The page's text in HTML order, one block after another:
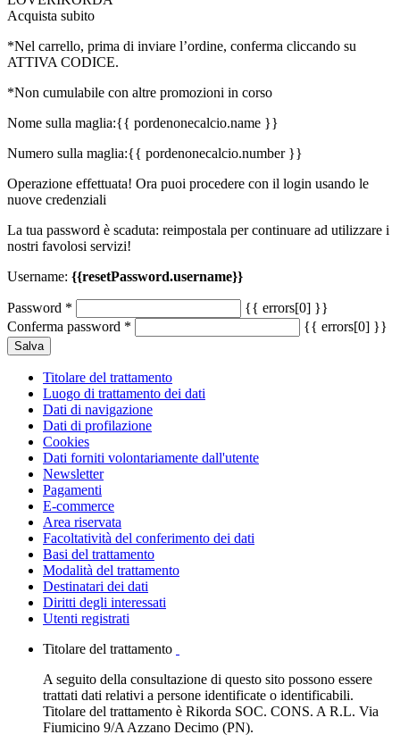
Acquista subito
*Nel carrello, prima di inviare l’ordine, conferma cliccando su
ATTIVA CODICE.
*Non cumulabile con altre promozioni in corso
Nome sulla maglia:{{ pordenonecalcio.name }}
Numero sulla maglia:{{ pordenonecalcio.number }}
Operazione effettuata! Ora puoi procedere con il login usando le
nuove credenziali
La tua password è scaduta: reimpostala per continuare ad utilizzare i
nostri favolosi servizi!
Username: {{resetPassword.username}}
Password *
{{ errors[0] }}
Conferma password * {{ errors[0] }}
Salva
Titolare del trattamento
Luogo di trattamento dei dati
Dati di navigazione
Dati di profilazione
Cookies
Dati forniti volontariamente dall'utente
Newsletter
Pagamenti
E-commerce
Area riservata
Facoltatività del conferimento dei dati
Basi del trattamento
Modalità del trattamento
Destinatari dei dati
Diritti degli interessati
Utenti registrati
Titolare del trattamento
A seguito della consultazione di questo sito possono essere
trattati dati relativi a persone identificate o identificabili.
Titolare del trattamento è Rikorda SOC. CONS. A R.L. Via
Fiumicino 9/A Azzano Decimo (PN).